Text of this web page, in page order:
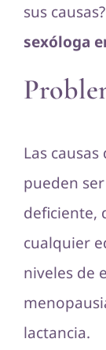
sus
sexóloga
Las causas
pueden
deficiente,
cualquier
niveles de
lactancia.